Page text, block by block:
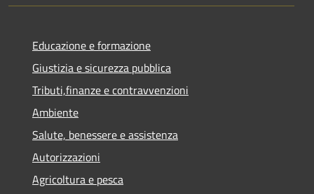
Educazione e formazione
Giustizia e sicurezza pubblica
Tributi,finanze e contravvenzioni
Ambiente
Salute, benessere e assistenza
Autorizzazioni
Agricoltura e pesca